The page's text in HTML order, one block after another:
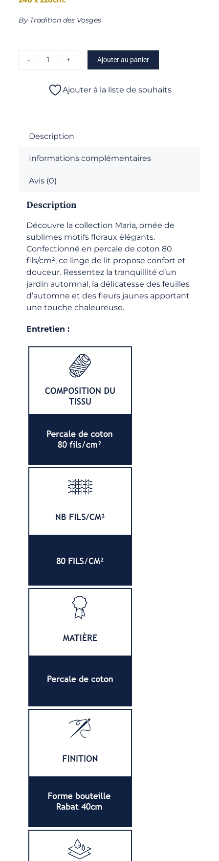
By Tradition des Vosges
quantité
Maria
couette
Ajouter au panier
Ajouter à la liste de souhaits
Description
Informations complémentaires
Avis (0)
Description
Découvre la collection Maria, ornée de
sublimes motifs floraux élégants.
Confectionné en percale de coton 80
fils/cm², ce linge de lit propose confort et
douceur. Ressentez la tranquillité d’un
jardin automnal, la délicatesse des feuilles
d’automne et des fleurs jaunes apportant
une touche chaleureuse.
Entretien :